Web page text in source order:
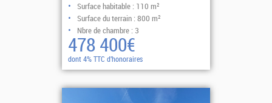
Surface habitable : 110 m²
Surface du terrain : 800 m²
Nbre de chambre : 3
478 400€
dont 4% TTC d'honoraires